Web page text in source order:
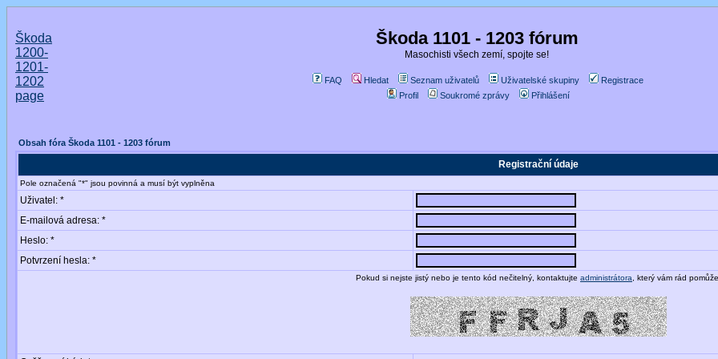
Škoda
1200-
1201-
1202
page
Škoda 1101 - 1203 fórum
Masochisti všech zemí, spojte se!
FAQ Hledat Seznam uživatelů Uživatelské skupiny
Registrace
Profil
Soukromé zprávy Přihlášení
Obsah fóra Škoda 1101 - 1203 fórum
Registrační údaje
Pole označená "*" jsou povinná a musí být vyplněna
Uživatel: *
E-mailová adresa: *
Heslo: *
Potvrzení hesla: *
Pokud si nejste jistý nebo je tento kód nečitelný, kontaktujte administrátora , který vám rád